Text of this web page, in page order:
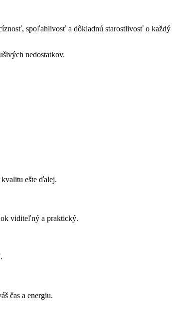
spoľahlivosť a dôkladnú starostlivosť o každý
nedostatkov.
ešte ďalej.
viditeľný a praktický.
čas a energiu.